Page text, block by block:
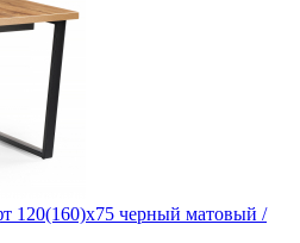
120(160)х75 черный матовый /